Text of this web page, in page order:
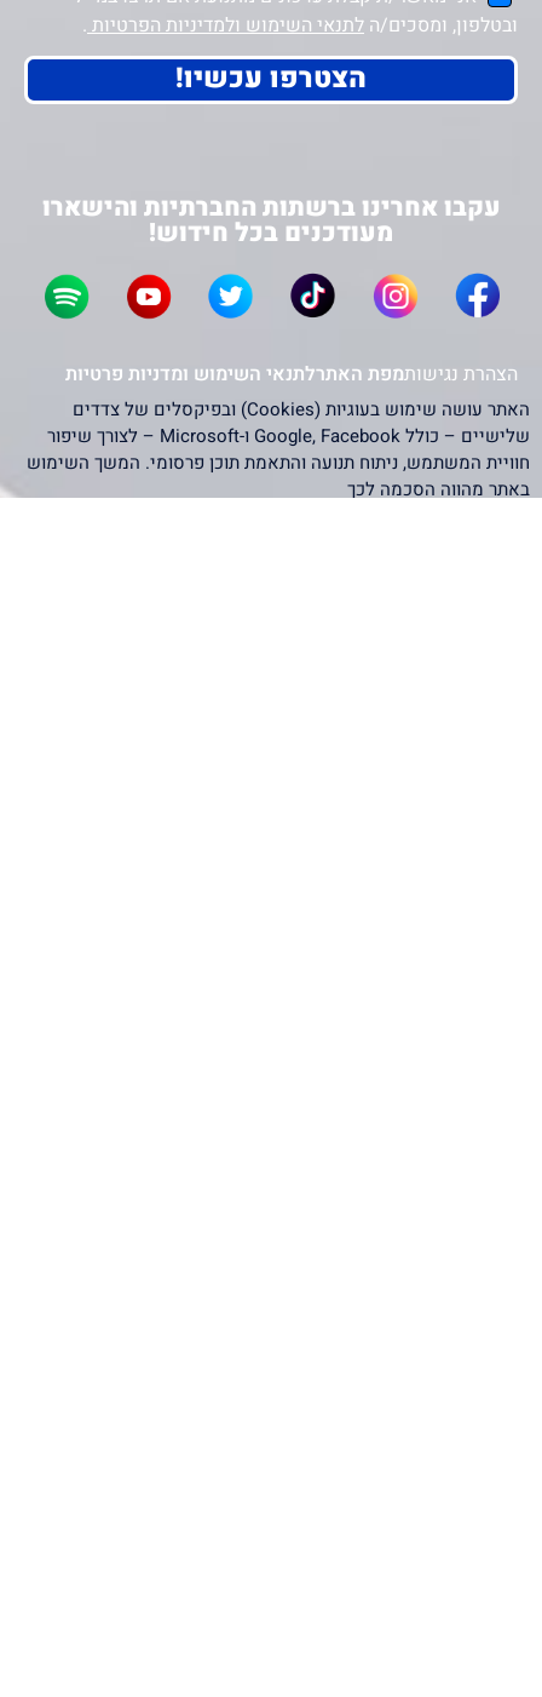
ובטלפון, ומסכים/ה לתנאי השימוש ולמדיניות הפרטיות .
הצטרפו עכשיו!
עקבו אחרינו ברשתות החברתיות והישארו
מעודכנים בכל חידוש!
הצהרת נגישותמפת האתרלתנאי השימוש ומדניות פרטיות
האתר עושה שימוש בעוגיות (Cookies) ובפיקסלים של צדדים
שלישיים – כולל Google, Facebook ו-Microsoft – לצורך שיפור
חוויית המשתמש, ניתוח תנועה והתאמת תוכן פרסומי. המשך השימוש
באתר מהווה הסכמה לכך